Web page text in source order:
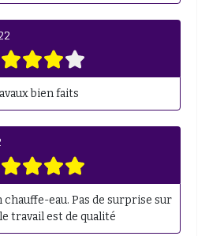
bien faits
eau. Pas de surprise sur
travail est de qualité